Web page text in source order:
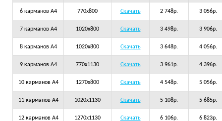
6 карманов А4 770х800 Скачать 2 748р. 3 056р.
7 карманов А4 1020х800 Скачать 3 498р. 3 906р.
8 карманов А4 1020х800 Скачать 3 648р. 4 056р.
9 карманов А4 770х1130 Скачать 3 961р. 4 396р.
10 карманов А4 1270х800 Скачать 4 548р. 5 056р.
11 карманов А4 1020х1130 Скачать 5 108р. 5 685р.
12 карманов А4 1270х1130 Скачать 6 106р. 6 823р.